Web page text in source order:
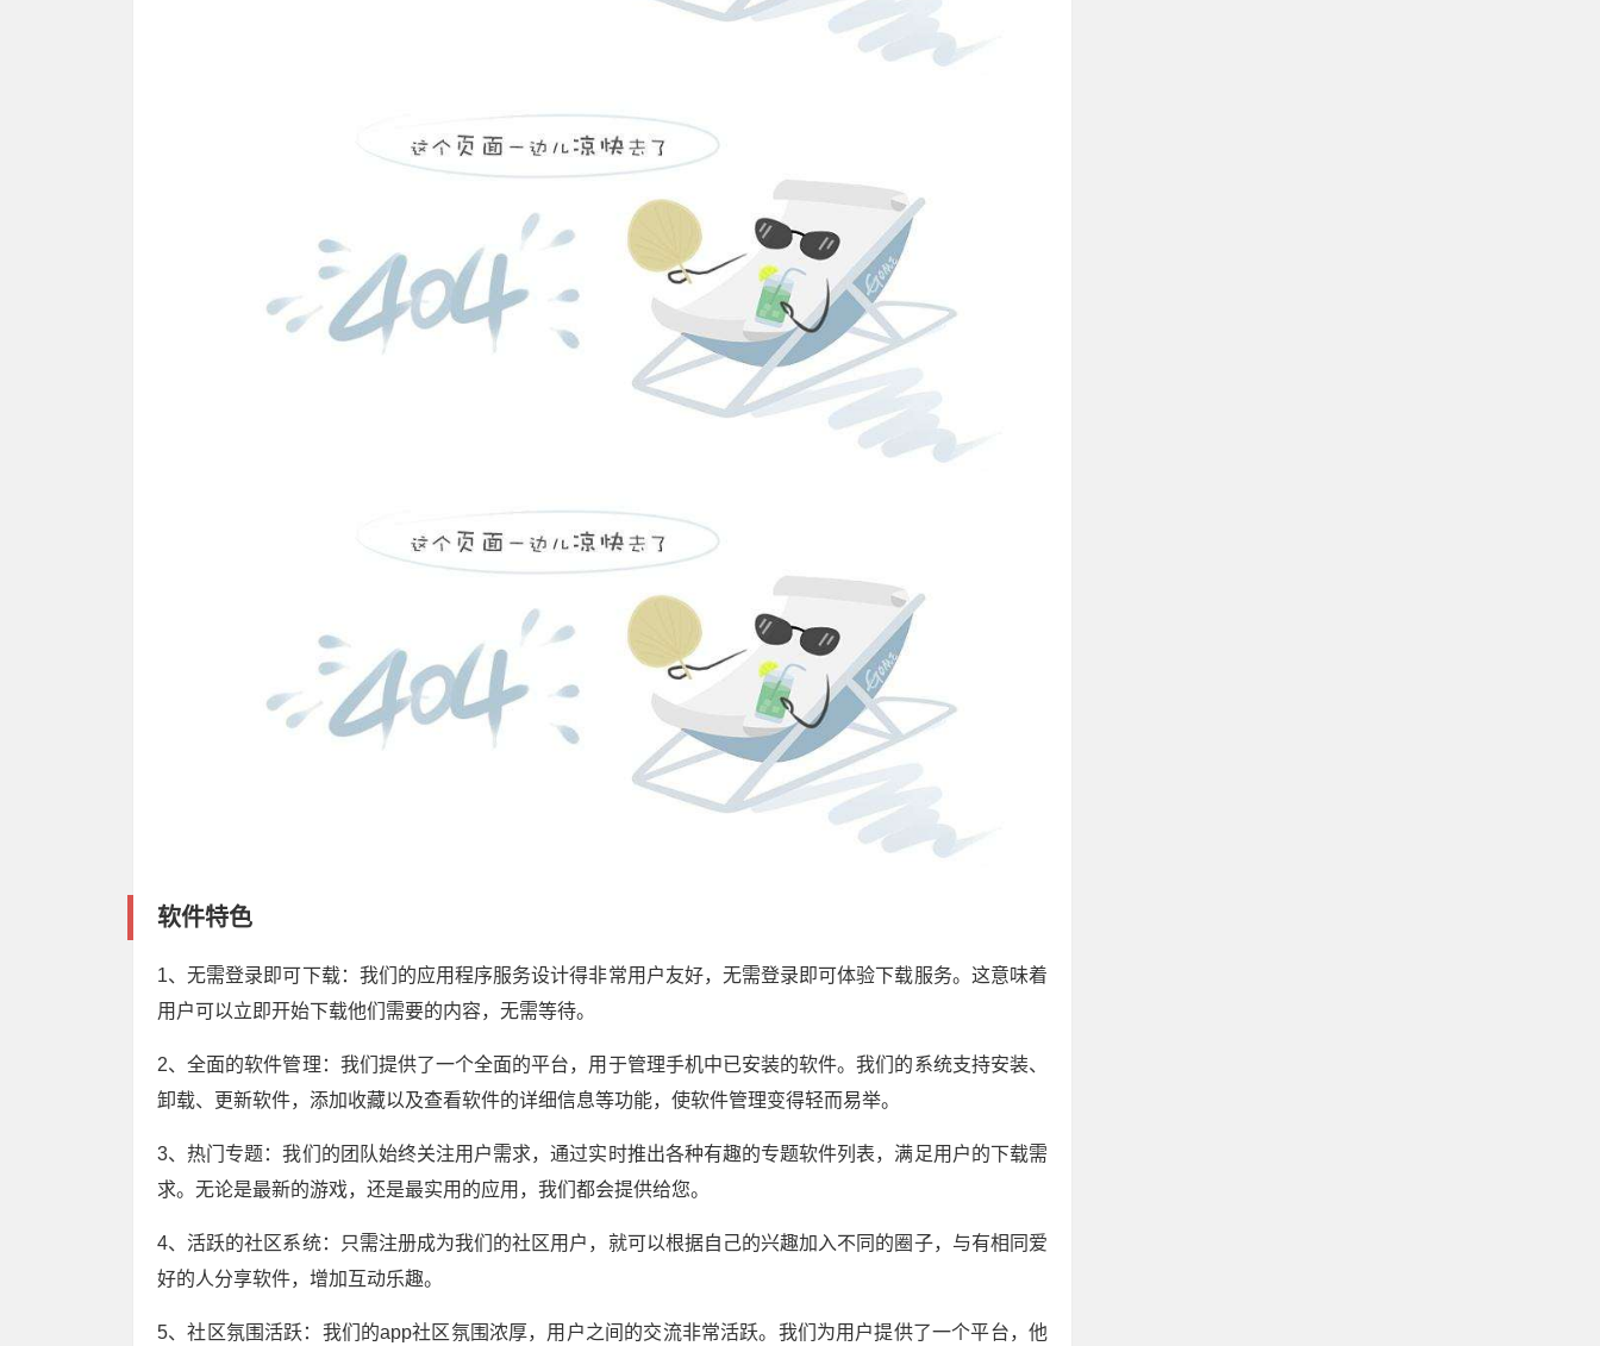
软件特色
1、无需登录即可下载：我们的应用程序服务设计得非常用户友好，无需登录即可体验下载服务。这意味着
用户可以立即开始下载他们需要的内容，无需等待。
2、全面的软件管理：我们提供了一个全面的平台，用于管理手机中已安装的软件。我们的系统支持安装、
卸载、更新软件，添加收藏以及查看软件的详细信息等功能，使软件管理变得轻而易举。
3、热门专题：我们的团队始终关注用户需求，通过实时推出各种有趣的专题软件列表，满足用户的下载需
求。无论是最新的游戏，还是最实用的应用，我们都会提供给您。
4、活跃的社区系统：只需注册成为我们的社区用户，就可以根据自己的兴趣加入不同的圈子，与有相同爱
好的人分享软件，增加互动乐趣。
5、社区氛围活跃：我们的app社区氛围浓厚，用户之间的交流非常活跃。我们为用户提供了一个平台，他